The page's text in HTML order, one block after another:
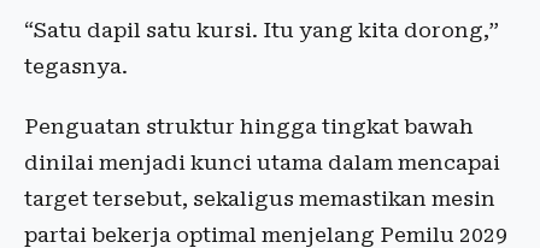
“Satu dapil satu kursi. Itu yang kita dorong,”
tegasnya.
Penguatan struktur hingga tingkat bawah
dinilai menjadi kunci utama dalam mencapai
target tersebut, sekaligus memastikan mesin
partai bekerja optimal menjelang Pemilu 2029